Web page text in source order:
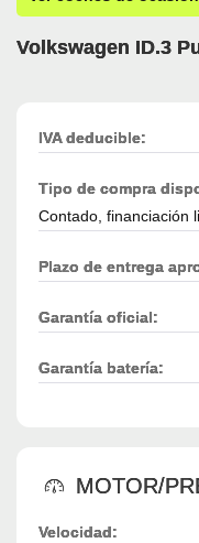
Volkswagen ID.3
IVA deducible:
Tipo de compra
Contado, financiación
Plazo de entrega
Garantía oficial:
Garantía batería:
MOTOR/
Velocidad: